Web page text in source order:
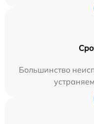
Большинство